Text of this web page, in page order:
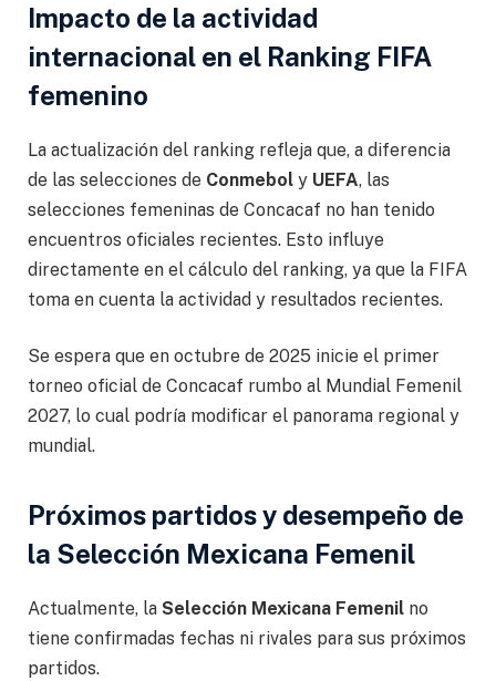
Impacto de la actividad
internacional en el Ranking FIFA
femenino
La actualización del ranking refleja que, a diferencia
de las selecciones de Conmebol y UEFA, las
selecciones femeninas de Concacaf no han tenido
encuentros oficiales recientes. Esto influye
directamente en el cálculo del ranking, ya que la FIFA
toma en cuenta la actividad y resultados recientes.
Se espera que en octubre de 2025 inicie el primer
torneo oficial de Concacaf rumbo al Mundial Femenil
2027, lo cual podría modificar el panorama regional y
mundial.
Próximos partidos y desempeño de
la Selección Mexicana Femenil
Actualmente, la Selección Mexicana Femenil no
tiene confirmadas fechas ni rivales para sus próximos
partidos.